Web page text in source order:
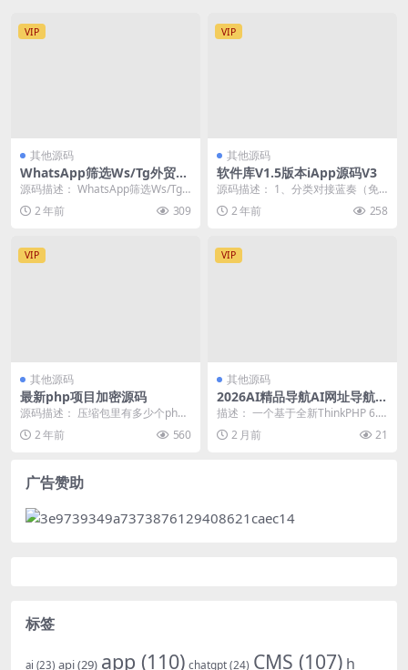
VIP
其他源码
WhatsApp筛选Ws/Tg外贸营
销Supplier推特号/FB号/谷歌
号/小火箭Ws/Channel社交账
号
源码描述： WhatsApp筛选Ws/Tg
外贸营销Supplier推特号/FB号...
2 年前 309
VIP
其他源码
软件库V1.5版本iApp源码V3
源码描述： 1、分类对接蓝奏（免
费，付费，会员，广告），支持蓝
奏文件描述设置为简...
2 年前 258
VIP
其他源码
最新php项目加密源码
源码描述： 压缩包里有多少个php
就会被加密多少个PHP、php无需安
装任何插件...
2 年前 560
VIP
其他源码
2026AI精品导航AI网址导航A
I专业人工智能导航网站AI分类
导航AI智能导航网站系统源码
描述： 一个基于全新ThinkPHP 6.1
框架开发的2026全新UI的AI网址...
2 月前 21
广告赞助
标签
ai (23) api(29) app (110) chatgpt(24) CMS (107) h